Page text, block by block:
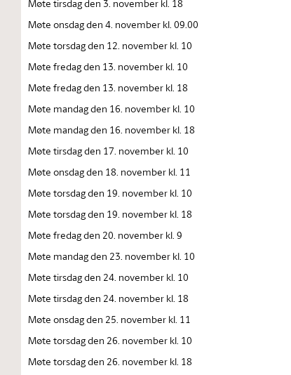
Møte tirsdag den 3. november kl. 18
Møte onsdag den 4. november kl. 09.00
Møte torsdag den 12. november kl. 10
Møte fredag den 13. november kl. 10
Møte fredag den 13. november kl. 18
Møte mandag den 16. november kl. 10
Møte mandag den 16. november kl. 18
Møte tirsdag den 17. november kl. 10
Møte onsdag den 18. november kl. 11
Møte torsdag den 19. november kl. 10
Møte torsdag den 19. november kl. 18
Møte fredag den 20. november kl. 9
Møte mandag den 23. november kl. 10
Møte tirsdag den 24. november kl. 10
Møte tirsdag den 24. november kl. 18
Møte onsdag den 25. november kl. 11
Møte torsdag den 26. november kl. 10
Møte torsdag den 26. november kl. 18